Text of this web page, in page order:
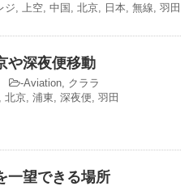
ジ, 上空, 中国 , 北京, 日本, 無線, 羽田
や深夜便移動
-Aviation, クララ
, 北京, 浦東, 深夜便, 羽田
一望できる場所